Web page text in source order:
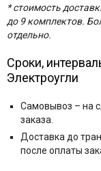
* стоимость
до 9 комплектов.
отдельно.
Сроки,
Электроугли
Самовывоз – на
заказа.
Доставка до
после оплаты